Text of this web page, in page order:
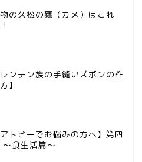
の久松の甕（カメ）はこれ
レンテン族の手縫いズボンの作
】
アトピーでお悩みの方へ】第四
～食生活篇～